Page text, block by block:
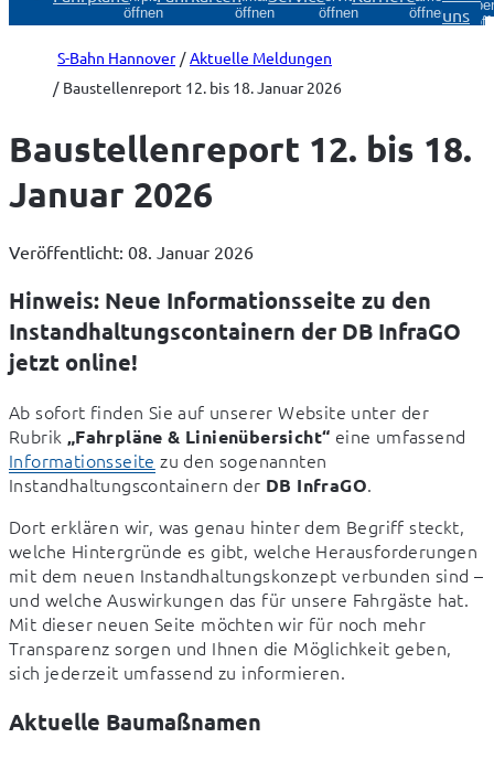
öffnen
öffnen
öffnen
öffnenuns
S-Bahn Hannover
Aktuelle Meldungen
Baustellenreport 12. bis 18. Januar 2026
Baustellenreport 12. bis 18.
Januar 2026
Veröffentlicht: 08. Januar 2026
Hinweis: Neue Informationsseite zu den
Instandhaltungscontainern der DB InfraGO
jetzt online!
Ab sofort finden Sie auf unserer Website unter der
Rubrik „Fahrpläne & Linienübersicht“
Informationsseite zu den sogenannten
Instandhaltungscontainern der DB InfraGO.
Dort erklären wir, was genau hinter dem Begriff steckt,
welche Hintergründe es gibt, welche Herausforderungen
mit dem neuen Instandhaltungskonzept verbunden sind –
und welche Auswirkungen das für unsere Fahrgäste hat.
Mit dieser neuen Seite möchten wir für noch mehr
Transparenz sorgen und Ihnen die Möglichkeit geben,
sich jederzeit umfassend zu informieren.
Aktuelle Baumaßnamen